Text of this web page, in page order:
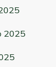
2025